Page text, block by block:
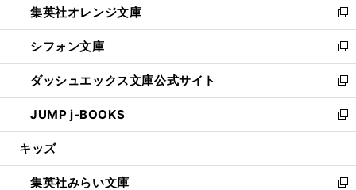
く
で
開
く
ド
ウ
で
開
く
い
ウ
ィ
ン
ド
ウ
で
開
集英社オレンジ文庫
新
し
い
ウ
ィ
ン
ド
ウ
開
く
シフォン文庫
新
し
い
ウ
ィ
ン
ウ
で
ダッシュエックス文庫公式サイト
新
し
い
ウ
ン
ド
JUMP j-BOOKS
新
し
ウ
ィ
キッズ
集英社みらい文庫
新